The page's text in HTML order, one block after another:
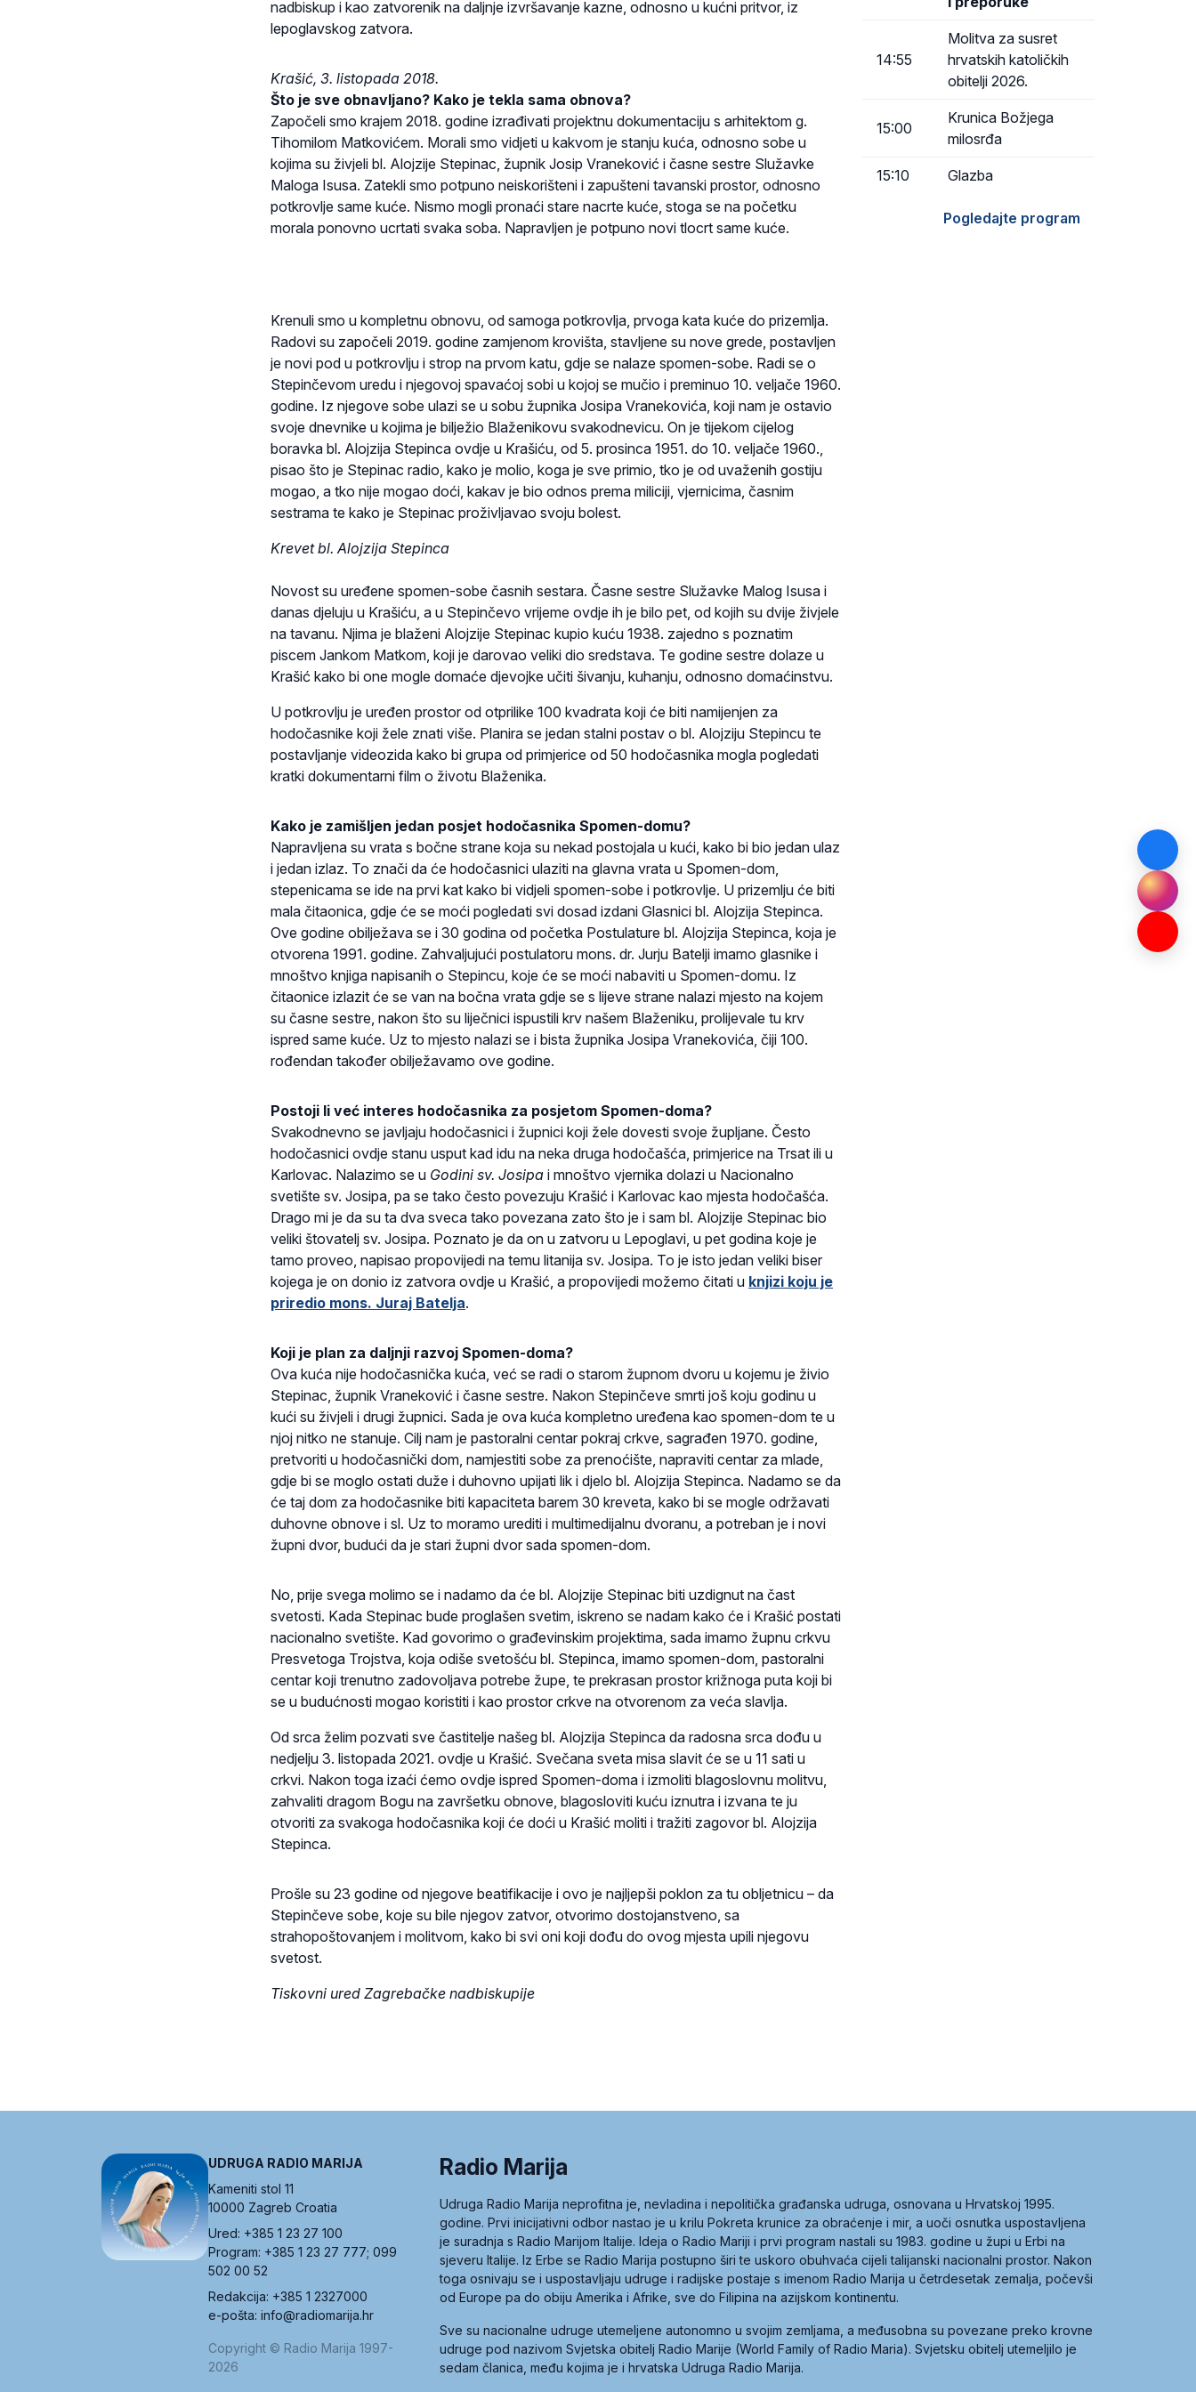
nadbiskup i kao zatvorenik na daljnje izvršavanje kazne, odnosno u kućni pritvor, iz
lepoglavskog zatvora.
Krašić, 3. listopada 2018.
Što je sve obnavljano? Kako je tekla sama obnova?
Započeli smo krajem 2018. godine izrađivati projektnu dokumentaciju s arhitektom g.
Tihomilom Matkovićem. Morali smo vidjeti u kakvom je stanju kuća, odnosno sobe u
kojima su živjeli bl. Alojzije Stepinac, župnik Josip Vraneković i časne sestre Služavke
Maloga Isusa. Zatekli smo potpuno neiskorišteni i zapušteni tavanski prostor, odnosno
potkrovlje same kuće. Nismo mogli pronaći stare nacrte kuće, stoga se na početku
morala ponovno ucrtati svaka soba. Napravljen je potpuno novi tlocrt same kuće.
Krenuli smo u kompletnu obnovu, od samoga potkrovlja, prvoga kata kuće do prizemlja.
Radovi su započeli 2019. godine zamjenom krovišta, stavljene su nove grede, postavljen
je novi pod u potkrovlju i strop na prvom katu, gdje se nalaze spomen-sobe. Radi se o
Stepinčevom uredu i njegovoj spavaćoj sobi u kojoj se mučio i preminuo 10. veljače 1960.
godine. Iz njegove sobe ulazi se u sobu župnika Josipa Vranekovića, koji nam je ostavio
svoje dnevnike u kojima je bilježio Blaženikovu svakodnevicu. On je tijekom cijelog
boravka bl. Alojzija Stepinca ovdje u Krašiću, od 5. prosinca 1951. do 10. veljače 1960.,
pisao što je Stepinac radio, kako je molio, koga je sve primio, tko je od uvaženih gostiju
mogao, a tko nije mogao doći, kakav je bio odnos prema miliciji, vjernicima, časnim
sestrama te kako je Stepinac proživljavao svoju bolest.
Krevet bl. Alojzija Stepinca
Novost su uređene spomen-sobe časnih sestara. Časne sestre Služavke Malog Isusa i
danas djeluju u Krašiću, a u Stepinčevo vrijeme ovdje ih je bilo pet, od kojih su dvije živjele
na tavanu. Njima je blaženi Alojzije Stepinac kupio kuću 1938. zajedno s poznatim
piscem Jankom Matkom, koji je darovao veliki dio sredstava. Te godine sestre dolaze u
Krašić kako bi one mogle domaće djevojke učiti šivanju, kuhanju, odnosno domaćinstvu.
U potkrovlju je uređen prostor od otprilike 100 kvadrata koji će biti namijenjen za
hodočasnike koji žele znati više. Planira se jedan stalni postav o bl. Alojziju Stepincu te
postavljanje videozida kako bi grupa od primjerice od 50 hodočasnika mogla pogledati
kratki dokumentarni film o životu Blaženika.
Kako je zamišljen jedan posjet hodočasnika Spomen-domu?
Napravljena su vrata s bočne strane koja su nekad postojala u kući, kako bi bio jedan ulaz
i jedan izlaz. To znači da će hodočasnici ulaziti na glavna vrata u Spomen-dom,
stepenicama se ide na prvi kat kako bi vidjeli spomen-sobe i potkrovlje. U prizemlju će biti
mala čitaonica, gdje će se moći pogledati svi dosad izdani Glasnici bl. Alojzija Stepinca.
Ove godine obilježava se i 30 godina od početka Postulature bl. Alojzija Stepinca, koja je
otvorena 1991. godine. Zahvaljujući postulatoru mons. dr. Jurju Batelji imamo glasnike i
mnoštvo knjiga napisanih o Stepincu, koje će se moći nabaviti u Spomen-domu. Iz
čitaonice izlazit će se van na bočna vrata gdje se s lijeve strane nalazi mjesto na kojem
su časne sestre, nakon što su liječnici ispustili krv našem Blaženiku, prolijevale tu krv
ispred same kuće. Uz to mjesto nalazi se i bista župnika Josipa Vranekovića, čiji 100.
rođendan također obilježavamo ove godine.
Postoji li već interes hodočasnika za posjetom Spomen-doma?
Svakodnevno se javljaju hodočasnici i župnici koji žele dovesti svoje župljane. Često
hodočasnici ovdje stanu usput kad idu na neka druga hodočašća, primjerice na Trsat ili u
Karlovac. Nalazimo se u Godini sv. Josipa i mnoštvo vjernika dolazi u Nacionalno
svetište sv. Josipa, pa se tako često povezuju Krašić i Karlovac kao mjesta hodočašća.
Drago mi je da su ta dva sveca tako povezana zato što je i sam bl. Alojzije Stepinac bio
veliki štovatelj sv. Josipa. Poznato je da on u zatvoru u Lepoglavi, u pet godina koje je
tamo proveo, napisao propovijedi na temu litanija sv. Josipa. To je isto jedan veliki biser
kojega je on donio iz zatvora ovdje u Krašić, a propovijedi možemo čitati u knjizi koju je
priredio mons. Juraj Batelja.
Koji je plan za daljnji razvoj Spomen-doma?
Ova kuća nije hodočasnička kuća, već se radi o starom župnom dvoru u kojemu je živio
Stepinac, župnik Vraneković i časne sestre. Nakon Stepinčeve smrti još koju godinu u
kući su živjeli i drugi župnici. Sada je ova kuća kompletno uređena kao spomen-dom te u
njoj nitko ne stanuje. Cilj nam je pastoralni centar pokraj crkve, sagrađen 1970. godine,
pretvoriti u hodočasnički dom, namjestiti sobe za prenoćište, napraviti centar za mlade,
gdje bi se moglo ostati duže i duhovno upijati lik i djelo bl. Alojzija Stepinca. Nadamo se da
će taj dom za hodočasnike biti kapaciteta barem 30 kreveta, kako bi se mogle održavati
duhovne obnove i sl. Uz to moramo urediti i multimedijalnu dvoranu, a potreban je i novi
župni dvor, budući da je stari župni dvor sada spomen-dom.
No, prije svega molimo se i nadamo da će bl. Alojzije Stepinac biti uzdignut na čast
svetosti. Kada Stepinac bude proglašen svetim, iskreno se nadam kako će i Krašić postati
nacionalno svetište. Kad govorimo o građevinskim projektima, sada imamo župnu crkvu
Presvetoga Trojstva, koja odiše svetošću bl. Stepinca, imamo spomen-dom, pastoralni
centar koji trenutno zadovoljava potrebe župe, te prekrasan prostor križnoga puta koji bi
se u budućnosti mogao koristiti i kao prostor crkve na otvorenom za veća slavlja.
Od srca želim pozvati sve častitelje našeg bl. Alojzija Stepinca da radosna srca dođu u
nedjelju 3. listopada 2021. ovdje u Krašić. Svečana sveta misa slavit će se u 11 sati u
crkvi. Nakon toga izaći ćemo ovdje ispred Spomen-doma i izmoliti blagoslovnu molitvu,
zahvaliti dragom Bogu na završetku obnove, blagosloviti kuću iznutra i izvana te ju
otvoriti za svakoga hodočasnika koji će doći u Krašić moliti i tražiti zagovor bl. Alojzija
Stepinca.
Prošle su 23 godine od njegove beatifikacije i ovo je najljepši poklon za tu obljetnicu – da
Stepinčeve sobe, koje su bile njegov zatvor, otvorimo dostojanstveno, sa
strahopoštovanjem i molitvom, kako bi svi oni koji dođu do ovog mjesta upili njegovu
svetost.
Tiskovni ured Zagrebačke nadbiskupije
14:55
Molitva za susret
hrvatskih katoličkih
obitelji 2026.
15:00
Krunica Božjega
milosrđa
15:10 Glazba
Pogledajte program
UDRUGA RADIO MARIJA
Kameniti stol 11
10000 Zagreb Croatia
Ured: +385 1 23 27 100
Program: +385 1 23 27 777; 099
502 00 52
Redakcija: +385 1 2327000
e-pošta: info@radiomarija.hr
Copyright © Radio Marija 1997-
2026
Radio Marija
Udruga Radio Marija neprofitna je, nevladina i nepolitička građanska udruga, osnovana u Hrvatskoj 1995.
godine. Prvi inicijativni odbor nastao je u krilu Pokreta krunice za obraćenje i mir, a uoči osnutka uspostavljena
je suradnja s Radio Marijom Italije. Ideja o Radio Mariji i prvi program nastali su 1983. godine u župi u Erbi na
sjeveru Italije. Iz Erbe se Radio Marija postupno širi te uskoro obuhvaća cijeli talijanski nacionalni prostor. Nakon
toga osnivaju se i uspostavljaju udruge i radijske postaje s imenom Radio Marija u četrdesetak zemalja, počevši
od Europe pa do obiju Amerika i Afrike, sve do Filipina na azijskom kontinentu.
Sve su nacionalne udruge utemeljene autonomno u svojim zemljama, a međusobna su povezane preko krovne
udruge pod nazivom Svjetska obitelj Radio Marije (World Family of Radio Maria). Svjetsku obitelj utemeljilo je
sedam članica, među kojima je i hrvatska Udruga Radio Marija.